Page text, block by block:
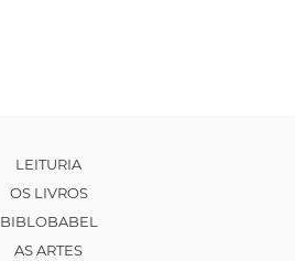
LEITURIA
OS LIVROS
BIBLOBABEL
AS ARTES